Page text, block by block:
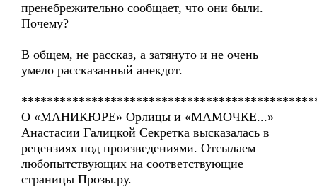
пренебрежительно сообщает, что они были.
Почему?
В общем, не рассказ, а затянуто и не очень
умело рассказанный анекдот.
О «МАНИКЮРЕ» Орлицы и «МАМОЧКЕ...»
Анастасии Галицкой Секретка высказалась в
рецензиях под произведениями. Отсылаем
любопытствующих на соответствующие
страницы Прозы.ру.